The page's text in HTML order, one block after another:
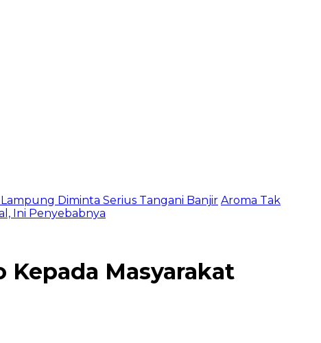
Diminta Serius Tangani Banjir Aroma Tak
Ini Penyebabnya
Kepada Masyarakat